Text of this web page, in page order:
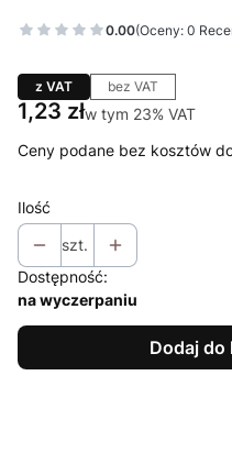
0.00(Oceny: 0
z VAT bez VAT
Cena
1,23 złw tym 23% VAT
w tym 23% VAT
Ceny podane bez kosztów
Ilość
szt.
Dostępność:
na wyczerpaniu
Dodaj do